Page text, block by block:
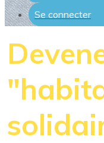
Se connecter